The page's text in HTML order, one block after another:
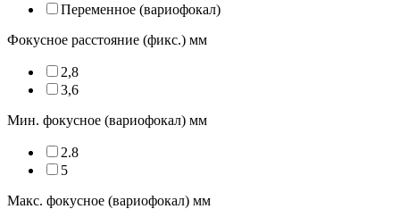
Переменное (вариофокал)
Фокусное расстояние (фикс.) мм
2,8
3,6
Мин. фокусное (вариофокал) мм
2.8
5
Макс. фокусное (вариофокал) мм